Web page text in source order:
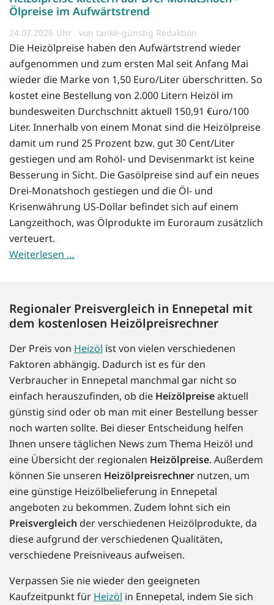
Ölpreise im Aufwärtstrend
24.07.2026 von tanke-günstig Redaktion
Die Heizölpreise haben den Aufwärtstrend wieder
aufgenommen und zum ersten Mal seit Anfang Mai
wieder die Marke von 1,50 Euro/Liter überschritten. So
kostet eine Bestellung von 2.000 Litern Heizöl im
bundesweiten Durchschnitt aktuell 150,91 €uro/100
Liter. Innerhalb von einem Monat sind die Heizölpreise
damit um rund 25 Prozent bzw. gut 30 Cent/Liter
gestiegen und am Rohöl- und Devisenmarkt ist keine
Besserung in Sicht. Die Gasölpreise sind auf ein neues
Drei-Monatshoch gestiegen und die Öl- und
Krisenwährung US-Dollar befindet sich auf einem
Langzeithoch, was Ölprodukte im Euroraum zusätzlich
verteuert.
Weiterlesen …
Regionaler Preisvergleich in Ennepetal mit
dem kostenlosen Heizölpreisrechner
Der Preis von Heizöl ist von vielen verschiedenen
Faktoren abhängig. Dadurch ist es für den
Verbraucher in Ennepetal manchmal gar nicht so
einfach herauszufinden, ob die Heizölpreiseaktuell
günstig sind oder ob man mit einer Bestellung besser
noch warten sollte. Bei dieser Entscheidung helfen
Ihnen unsere täglichen News zum Thema Heizöl und
eine Übersicht der regionalen Heizölpreise. Außerdem
können Sie unseren Heizölpreisrechner nutzen, um
eine günstige Heizölbelieferung in Ennepetal
angeboten zu bekommen. Zudem lohnt sich ein
Preisvergleich der verschiedenen Heizölprodukte, da
diese aufgrund der verschiedenen Qualitäten,
verschiedene Preisniveaus aufweisen.
Verpassen Sie nie wieder den geeigneten
Kaufzeitpunkt für Heizöl in Ennepetal, indem Sie sich